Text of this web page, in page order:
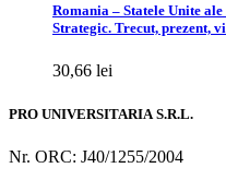
Romania – Statele Unite
Strategic. Trecut, prezent,
30,66 lei
PRO UNIVERSITARIA S.R.L.
Nr. ORC: J40/1255/2004